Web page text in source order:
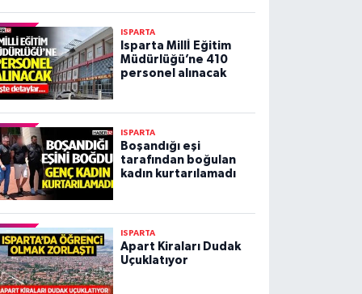
ISPARTA
Isparta Millİ Eğitim
Müdürlüğü’ne 410
personel alınacak
ISPARTA
Boşandığı eşi
tarafından boğulan
kadın kurtarılamadı
ISPARTA
Apart Kiraları Dudak
Uçuklatıyor